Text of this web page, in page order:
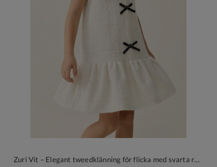
Zuri Vit – Elegant tweedklänning för flicka med svarta rosetter